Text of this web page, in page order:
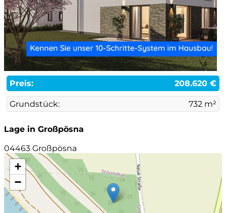
Preis: 208.620 €
Grundstück: 732 m²
Lage in Großpösna
04463 Großpösna
+
−